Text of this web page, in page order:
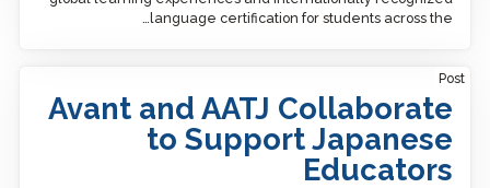
language certification for students across the…
Post
Avant and AATJ Collaborate
to Support Japanese
Educators